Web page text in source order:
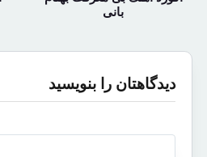
بانی
دیدگاهتان را بنویسید